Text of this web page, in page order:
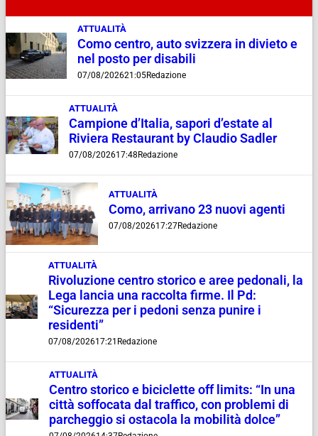
ATTUALITÀ
Como centro, auto svizzera in divieto e
nel posto per disabili
07/08/202621:05Redazione
ATTUALITÀ
Campione d’Italia, sapori d’estate al
Riviera Restaurant by Claudio Sadler
07/08/202617:48 Redazione
ATTUALITÀ
Como, arrivano 23 nuovi agenti
07/08/202617:27Redazione
ATTUALITÀ
Rivoluzione centro storico e aree pedonali, la
Lega lancia una raccolta firme. Il Pd:
“Sicurezza per i pedoni senza punire i
residenti”
07/08/202617:21 Redazione
ATTUALITÀ
Centro storico e biciclette off limits: “In una
città soffocata dal traffico, con problemi di
parcheggio si ostacola la mobilità dolce”